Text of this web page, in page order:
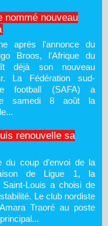
nommé nouveau
après l’annonce du
Broos, l’Afrique du
déjà son nouveau
La Fédération sud-
football (SAFA) a
samedi 8 août la
renouvelle sa
du coup d’envoi de la
de Ligue 1, la
Saint-Louis a choisi de
Le club nordiste
Traoré au poste